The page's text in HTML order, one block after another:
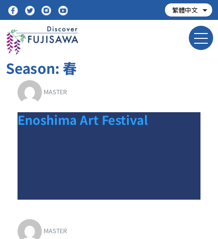
Season: 春
MASTER
Enoshima Art Festival
MASTER